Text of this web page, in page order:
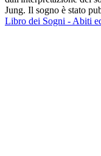
Jung. Il sogno è stato
Libro dei Sogni - Abiti